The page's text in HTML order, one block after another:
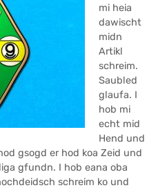
mi heia
dawischt
midn
Artikl
schreim.
Saubled
glaufa. I
hob mi
echt mid
Hend und
gsogd er hod koa Zeid und
gfundn. I hob eana oba
schreim ko und